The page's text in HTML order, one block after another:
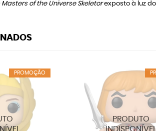
Masters of the Universe Skeletorexposto à luz
PROMOÇÃO